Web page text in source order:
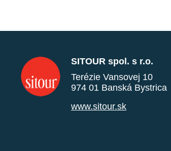
SITOUR spol. s r.o.
Terézie Vansovej 10
974 01 Banská Bystrica
www.sitour.sk